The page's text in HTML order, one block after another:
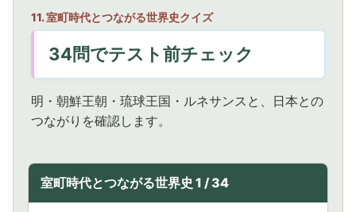
11. 室町時代とつながる世界史クイズ
34問でテスト前チェック
明・朝鮮王朝・琉球王国・ルネサンスと、日本との
つながりを確認します。
室町時代とつながる世界史 1 / 34